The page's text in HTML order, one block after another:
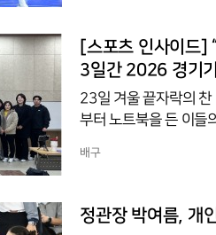
가 나섰다.1세트는
빅토리아가 3득
[스포츠 인사이드] “기록이 곧 경기다”… 한국중고배구연맹 주관, 23일부터
3일간 2026 경기
23일 겨울 끝자락의 찬
부터 노트북을 든 이들의 발걸
대한배구협회와 공동
격 취득자 50명이 참여
관심을 보여준다.교
배구
정관장 박여름, 개